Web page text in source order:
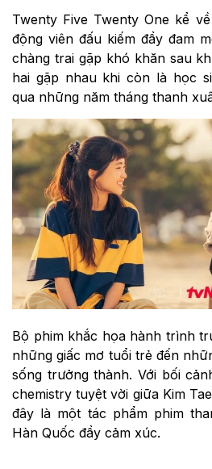
Twenty Five Twenty One kể
động viên đấu kiếm đầy đam
chàng trai gặp khó khăn sau
hai gặp nhau khi còn là học
qua những năm tháng thanh
Bộ phim khắc họa hành trình
những giấc mơ tuổi trẻ đến
sống trưởng thành. Với bối
chemistry tuyệt vời giữa Kim
đây là một tác phẩm phim
Hàn Quốc đầy cảm xúc.